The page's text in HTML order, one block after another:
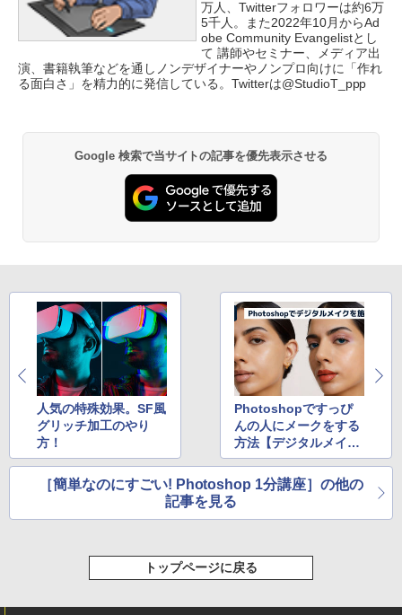
￥29,800
万人、Twitterフォロワーは約6万
5千人。また2022年10月からAd
obe Community Evangelistとし
て 講師やセミナー、メディア出
演、書籍執筆などを通しノンデザイナーやノンプロ向けに「作れ
る面白さ」を精力的に発信している。Twitterは@StudioT_ppp
Google 検索で当サイトの記事を優先表示させる
人気の特殊効果。SF風
グリッチ加工のやり
方！
Photoshopですっぴ
んの人にメークをする
方法【デジタルメイク
編】
［簡単なのにすごい! Photoshop 1分講座］の他の
記事を見る
トップページに戻る